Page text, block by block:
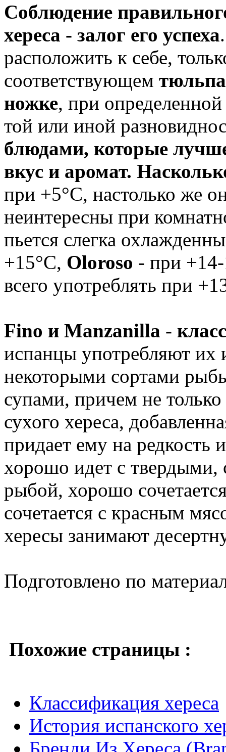
Соблюдение
хереса - залог его успеха
расположить к себе,
соответствующем
ножке, при
той или иной
блюдами, которые
вкус и аромат.
при +5°С, настолько же
неинтересны при
пьется слегка
+15°С, Oloroso - при
всего употреблять при
Fino и Manzanilla -
испанцы употребляют их
некоторыми сортами
супами, причем не только
сухого хереса,
придает ему на редкость
хорошо идет с
рыбой, хорошо
сочетается с красным
хересы занимают
Подготовлено по
Похожие страницы :
Классификация хереса
История испанского